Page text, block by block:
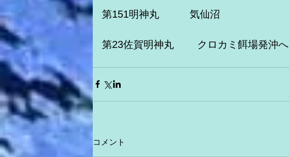
第151明神丸　　　気仙沼
第23佐賀明神丸　　 クロカミ餌場発沖へ
コメント